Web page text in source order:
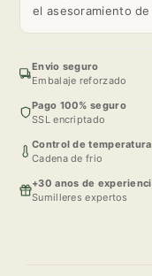
el asesoramiento
Envio seguro
Embalaje reforzado
Pago 100% seguro
SSL encriptado
Control de temperatura
Cadena de frio
+30 anos de
Sumilleres expertos